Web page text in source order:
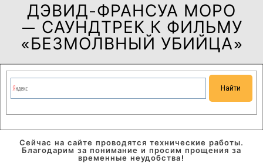
ДЭВИД-ФРАНСУА МОРО
— САУНДТРЕК К ФИЛЬМУ
«БЕЗМОЛВНЫЙ УБИЙЦА»
Сейчас на сайте проводятся технические работы.
Благодарим за понимание и просим прощения за
временные неудобства!